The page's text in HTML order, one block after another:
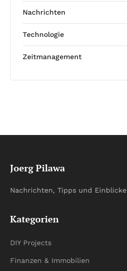
Nachrichten
Technologie
Zeitmanagement
Joerg Pilawa
Nachrichten, Tipps und Einblicke
Kategorien
DIY Projects
Finanzen & Immobilien